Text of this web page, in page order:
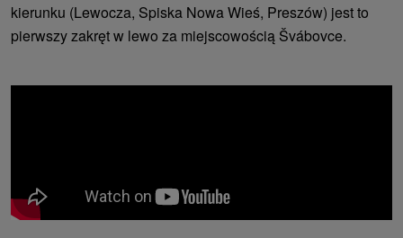
kierunku (Lewocza, Spiska Nowa Wieś, Preszów) jest to
pierwszy zakręt w lewo za miejscowością Švábovce.